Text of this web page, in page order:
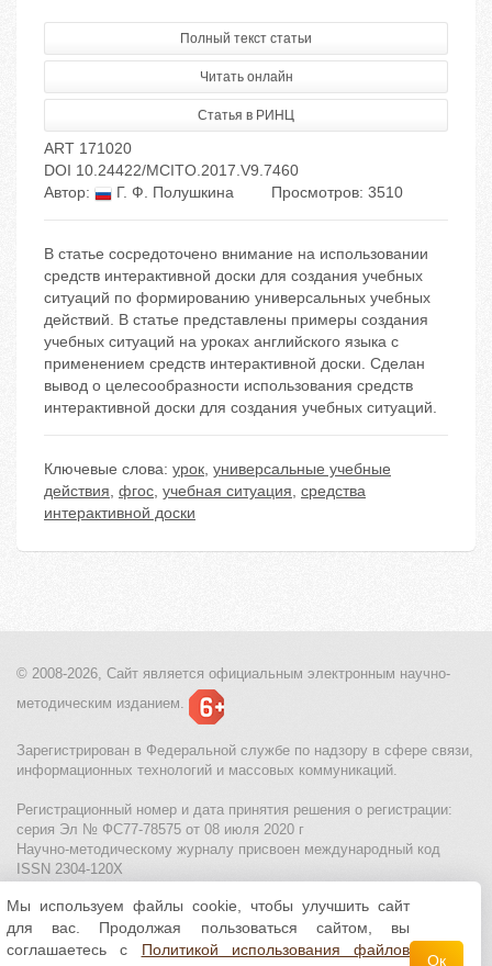
Полный текст статьи
Читать онлайн
Статья в РИНЦ
ART 171020
DOI 10.24422/MCITO.2017.V9.7460
Автор:
Г. Ф. Полушкина Просмотров: 3510
В статье сосредоточено внимание на использовании
средств интерактивной доски для создания учебных
ситуаций по формированию универсальных учебных
действий. В статье представлены примеры создания
учебных ситуаций на уроках английского языка с
применением средств интерактивной доски. Сделан
вывод о целесообразности использования средств
интерактивной доски для создания учебных ситуаций.
Ключевые слова: урок, универсальные учебные
действия, фгос, учебная ситуация, средства
интерактивной доски
© 2008-2026, Сайт является официальным электронным научно-
методическим изданием.
Зарегистрирован в Федеральной службе по надзору в сфере связи,
информационных технологий и массовых коммуникаций.
Регистрационный номер и дата принятия решения о регистрации:
серия Эл № ФС77-78575 от 08 июля 2020 г
Научно-методическому журналу присвоен международный код
ISSN 2304-120X
МЦИТО|Школьные олимпиады и онлайн конкурсы для детей
Политика использования файлов cookie| Политика обработки и
защиты персональных данных
Мы используем файлы cookie, чтобы улучшить сайт
для вас. Продолжая пользоваться сайтом, вы
соглашаетесь с Политикой использования файлов
Ок